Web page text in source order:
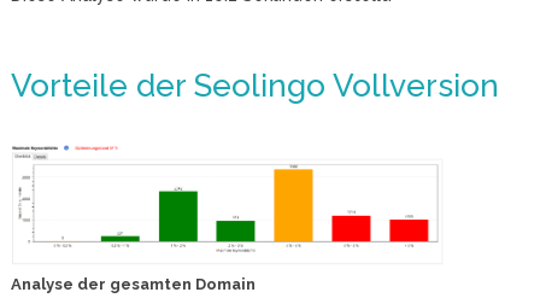
Vorteile der Seolingo Vollversion
Analyse der gesamten Domain